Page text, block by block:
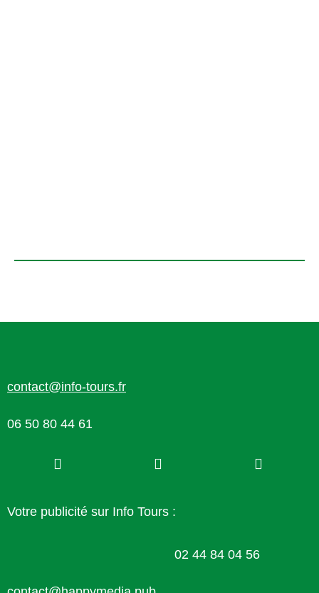
contact@info-tours.fr
06 50 80 44 61
Votre publicité sur Info Tours :
02 44 84 04 56